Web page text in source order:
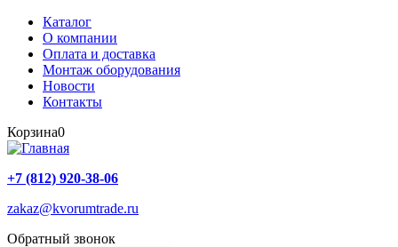
Каталог
О компании
Оплата и доставка
Монтаж оборудования
Новости
Контакты
Корзина0
+7 (812) 920-38-06
zakaz@kvorumtrade.ru
Обратный звонок